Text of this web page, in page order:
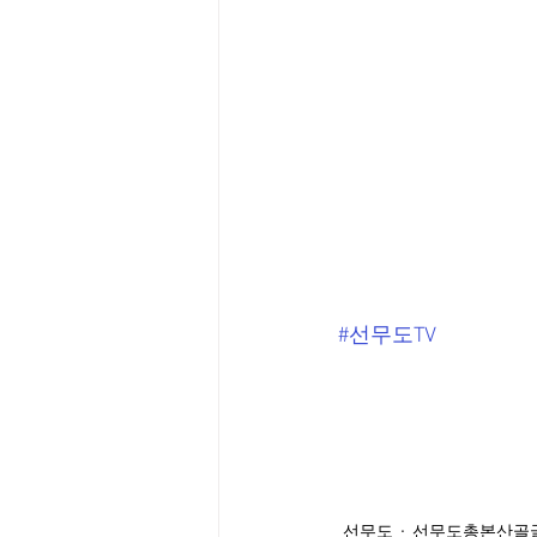
#선무도TV
선무도 선무도총본산골